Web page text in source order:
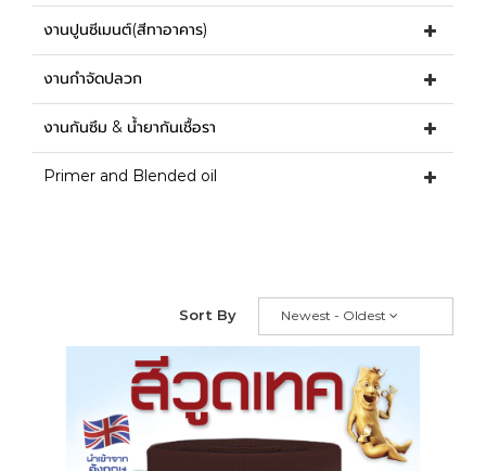
งานปูนซีเมนต์(สีทาอาคาร)
งานกำจัดปลวก
งานกันซึม & น้ำยากันเชื้อรา
Primer and Blended oil
Sort By Newest - Oldest